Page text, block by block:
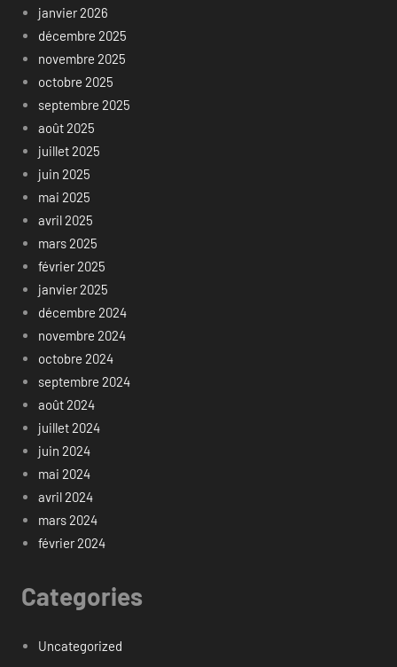
janvier 2026
décembre 2025
novembre 2025
octobre 2025
septembre 2025
août 2025
juillet 2025
juin 2025
mai 2025
avril 2025
mars 2025
février 2025
janvier 2025
décembre 2024
novembre 2024
octobre 2024
septembre 2024
août 2024
juillet 2024
juin 2024
mai 2024
avril 2024
mars 2024
février 2024
Categories
Uncategorized